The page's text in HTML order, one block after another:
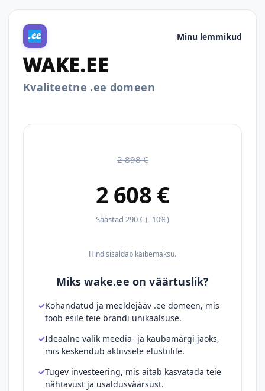
Minu lemmikud
WAKE.EE
Kvaliteetne .ee domeen
2 898 €
2 608 €
Säästad 290 € (–10%)
Hind sisaldab käibemaksu.
Miks wake.ee on väärtuslik?
Kohandatud ja meeldejääv .ee domeen, mis
toob esile teie brändi unikaalsuse.
Ideaalne valik meedia- ja kaubamärgi jaoks,
mis keskendub aktiivsele elustiilile.
Tugev investeering, mis aitab kasvatada teie
nähtavust ja usaldusväärsust.